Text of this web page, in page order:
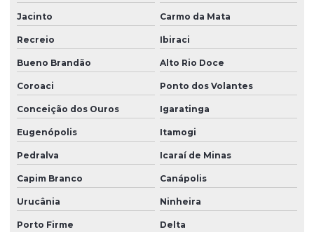
Jacinto Carmo da Mata
Recreio Ibiraci
Bueno Brandão Alto Rio Doce
Coroaci Ponto dos Volantes
Conceição dos Ouros Igaratinga
Eugenópolis Itamogi
Pedralva Icaraí de Minas
Capim Branco Canápolis
Urucânia Ninheira
Porto Firme Delta